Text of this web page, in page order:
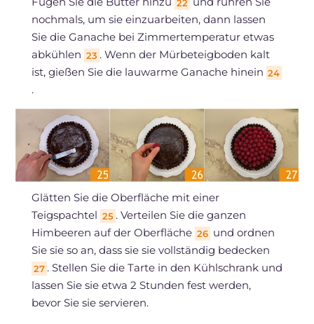
22
nochmals, um sie einzuarbeiten, dann lassen
Sie die Ganache bei Zimmertemperatur etwas
abkühlen 23 . Wenn der Mürbeteigboden kalt
ist, gießen Sie die lauwarme Ganache hinein 24
.
Glätten Sie die Oberfläche mit einer
Teigspachtel 25 . Verteilen Sie die ganzen
Himbeeren auf der Oberfläche 26 und ordnen
Sie sie so an, dass sie sie vollständig bedecken
27 . Stellen Sie die Tarte in den Kühlschrank und
lassen Sie sie etwa 2 Stunden fest werden,
bevor Sie sie servieren.